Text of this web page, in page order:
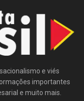
e viés
importantes
e muito mais.